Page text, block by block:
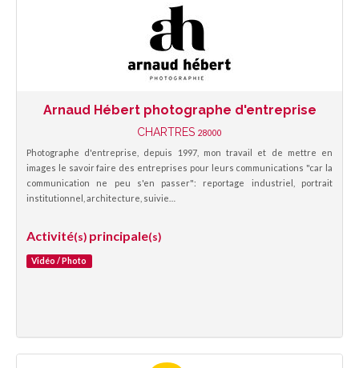
Arnaud Hébert photographe d'entreprise
CHARTRES 28000
Photographe d'entreprise, depuis 1997, mon travail et de mettre en
images le savoir faire des entreprises pour leurs communications "car la
communication ne peu s'en passer": reportage industriel, portrait
institutionnel, architecture, suivie…
Activité(s) principale(s)
Vidéo / Photo